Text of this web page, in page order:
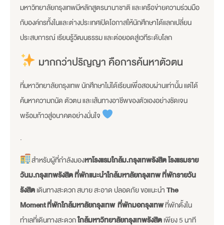
มหาวิทยาลัยกรุงเทพมีหลักสูตรนานาชาติ และเครือข่ายความร่วมมือ
กับองค์กรทั้งในและต่างประเทศเปิดโอกาสให้นักศึกษาได้แลกเปลี่ยน
ประสบการณ์ เรียนรู้วัฒนธรรม และต่อยอดสู่เวทีระดับโลก
มากกว่าปริญญา คือการค้นหาตัวตน
ที่มหาวิทยาลัยกรุงเทพ นักศึกษาไม่ได้เรียนเพื่อสอบผ่านเท่านั้น แต่ได้
ค้นหาความถนัด ตัวตน และเส้นทางอาชีพของตัวเองอย่างชัดเจน
พร้อมก้าวสู่อนาคตอย่างมั่นใจ
.
สำหรับผู้ที่กำลังมองหาโรงแรมใกล้ม.กรุงเทพรังสิต โรงแรมราย
วันม.กรุงเทพรังสิต ที่พักแนะนำใกล้มหาลัยกรุงเทพ ที่พักรายวัน
รังสิตเดินทางสะดวก สบาย สะอาด ปลอดภัย ขอแนะนำThe
Momentที่พักใกล้มหาลัยกรุงเทพ ที่พักมอกรุงเทพที่พักตั้งใน
ทำเลที่เดินทางสะดวกใกล้มหาวิทยาลัยกรุงเทพรังสิตเพียง 5 นาที